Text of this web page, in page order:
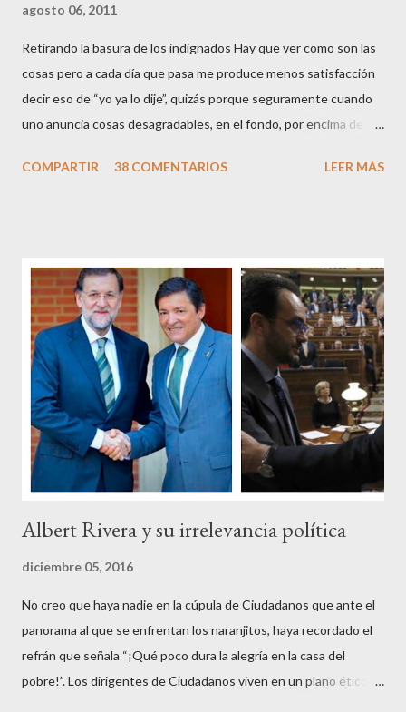
agosto 06, 2011
Retirando la basura de los indignados Hay que ver como son las
cosas pero a cada día que pasa me produce menos satisfacción
decir eso de “yo ya lo dije”, quizás porque seguramente cuando
uno anuncia cosas desagradables, en el fondo, por encima de la
Pero francamente estos socialistas son tan transparentes en su
de ciudadanos, la mayoría de los cuales no han pagado jamás un
impuesto, sea por vocación o simplemente por no haber tenido
un trabajo en su vida, decidieron salir a la calle revestidos de la
sagrada túnica de la “indignación ciudadana” y con su actitud
crear una paradoja, se autodenominaban “movimiento 15M” y lo
que hicieron fue apoderarse de una plaza pública y allí sentaron
sus reales, bueno sus reales no,...
COMPARTIR 38 COMENTARIOS LEER MÁS
Albert Rivera y su irrelevancia política
diciembre 05, 2016
No creo que haya nadie en la cúpula de Ciudadanos que ante el
panorama al que se enfrentan los naranjitos, haya recordado el
refrán que señala “¡Qué poco dura la alegría en la casa del
pobre!”. Los dirigentes de Ciudadanos viven en un plano ético